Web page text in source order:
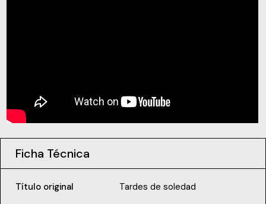
Ficha Técnica
Título original
Tardes de soledad